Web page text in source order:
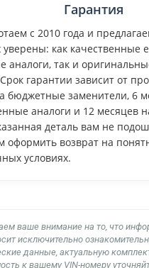
Гарантия
с 2010 года и
уверены: как качественные
аналоги, так и
гарантии зависит от
бюджетные заменители, 6
аналоги и 12 месяцев
деталь вам не
оформить возврат на
условиях.
ваше внимание на то, что
исключительно
данные, актуальную
к вашему VIN-номеру